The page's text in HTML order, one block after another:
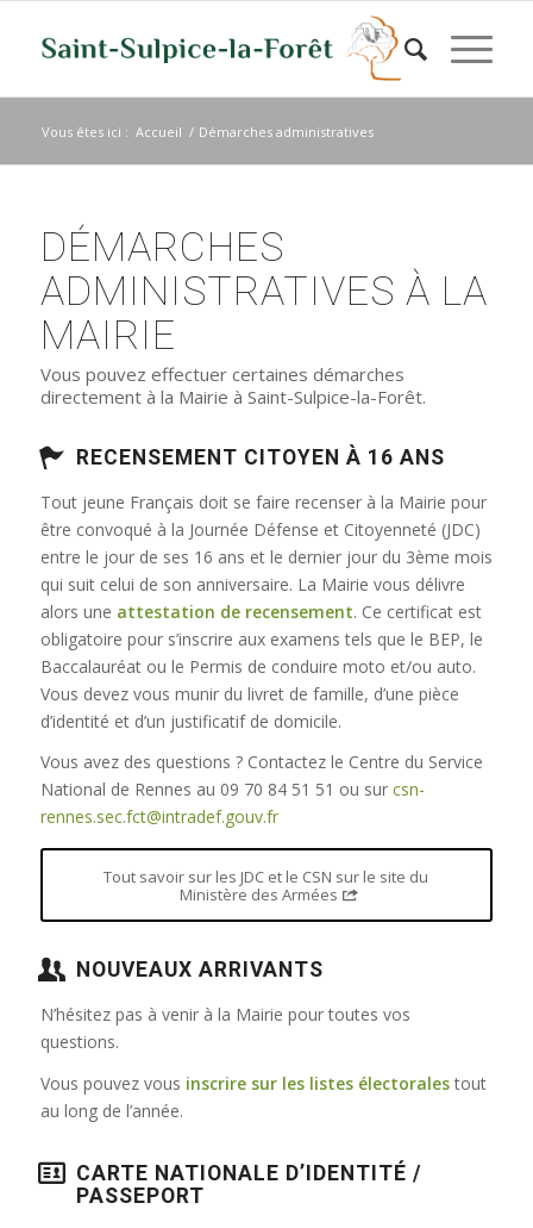
Vous êtes ici : Accueil / Démarches administratives
DÉMARCHES
ADMINISTRATIVES À LA
MAIRIE
Vous pouvez effectuer certaines démarches
directement à la Mairie à Saint-Sulpice-la-Forêt.
RECENSEMENT CITOYEN À 16 ANS
Tout jeune Français doit se faire recenser à la Mairie pour
être convoqué à la Journée Défense et Citoyenneté (JDC)
entre le jour de ses 16 ans et le dernier jour du 3ème mois
qui suit celui de son anniversaire. La Mairie vous délivre
alors une attestation de recensement. Ce certificat est
obligatoire pour s’inscrire aux examens tels que le BEP, le
Baccalauréat ou le Permis de conduire moto et/ou auto.
Vous devez vous munir du livret de famille, d’une pièce
d’identité et d’un justificatif de domicile.
Vous avez des questions ? Contactez le Centre du Service
National de Rennes au 09 70 84 51 51 ou sur csn-
rennes.sec.fct@intradef.gouv.fr
Tout savoir sur les JDC et le CSN sur le site du
Ministère des Armées
NOUVEAUX ARRIVANTS
N’hésitez pas à venir à la Mairie pour toutes vos
questions.
Vous pouvez vous inscrire sur les listes électoralestout
au long de l’année.
CARTE NATIONALE D’IDENTITÉ /
PASSEPORT